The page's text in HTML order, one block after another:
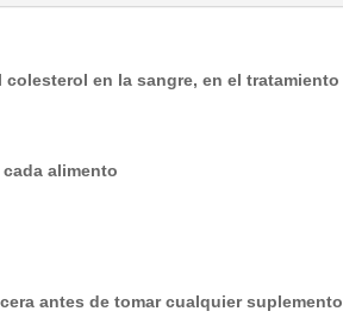
en la sangre, en el
alimento
antes de tomar cualquier